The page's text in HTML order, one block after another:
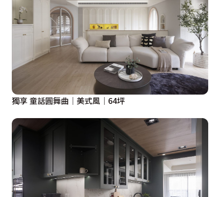
獨享 童話圓舞曲｜美式風｜64坪